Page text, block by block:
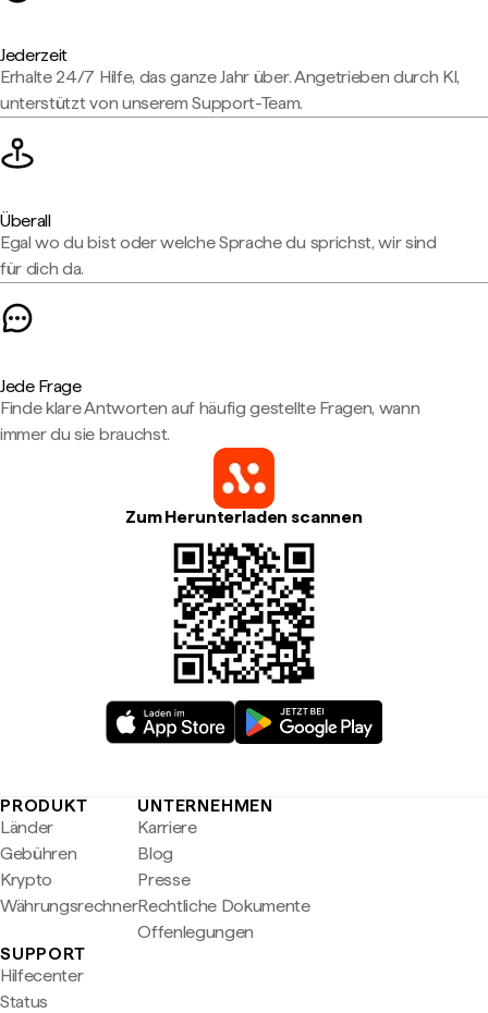
Jederzeit
Erhalte 24/7 Hilfe, das ganze Jahr über. Angetrieben durch KI,
unterstützt von unserem Support-Team.
Überall
Egal wo du bist oder welche Sprache du sprichst, wir sind
für dich da.
Jede Frage
Finde klare Antworten auf häufig gestellte Fragen, wann
immer du sie brauchst.
Zum Herunterladen scannen
PRODUKT
Länder
Gebühren
Krypto
Währungsrechner
UNTERNEHMEN
Karriere
Blog
Presse
Rechtliche Dokumente
Offenlegungen
SUPPORT
Hilfecenter
Status